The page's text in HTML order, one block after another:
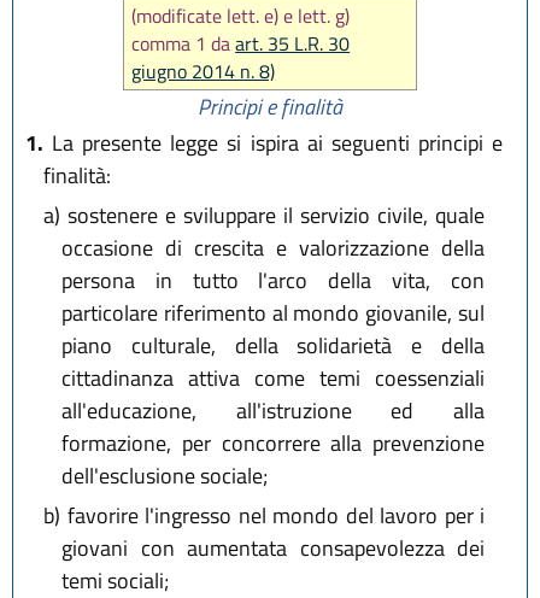
(modificate lett. e) e lett. g)
comma 1 daart. 35 L.R. 30
giugno 2014 n. 8)
Principi e finalità
1. La presente legge si ispira ai seguenti principi e
finalità:
a) sostenere e sviluppare il servizio civile, quale
occasione di crescita e valorizzazione della
persona in tutto l'arco della vita, con
particolare riferimento al mondo giovanile, sul
piano culturale, della solidarietà e della
cittadinanza attiva come temi coessenziali
all'educazione, all'istruzione ed alla
formazione, per concorrere alla prevenzione
dell'esclusione sociale;
b) favorire l'ingresso nel mondo del lavoro per i
giovani con aumentata consapevolezza dei
temi sociali;